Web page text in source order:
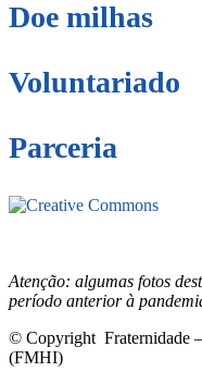
Doe milhas
Voluntariado
Parceria
Atenção: algumas fotos
período anterior à
© Copyright Fraternidade
(FMHI)